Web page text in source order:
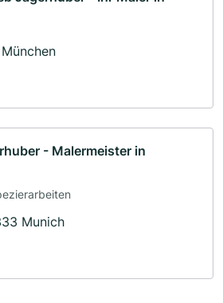
- Malermeister in
Munich